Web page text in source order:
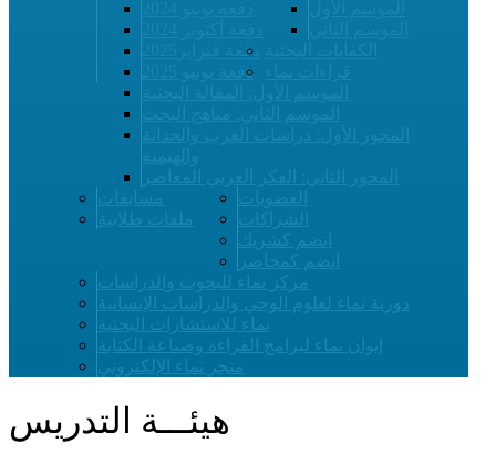
دفعة فبراير2025
دفعة يونيو 2025
انضم كمحاضر
مركز نماء للبحوث والدراسات
دورية نماء لعلوم الوحي والدراسات الإنسانية
نماء للاستشارات البحثية
إيوان نماء لبرامج القراءة وصناعة الكتابة
متجر نماء الإلكتروني
هيئـــة التدريس